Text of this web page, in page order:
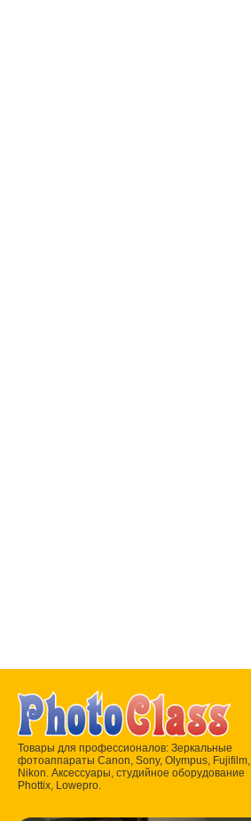
Товары для профессионалов: Зеркальные
фотоаппараты Canon, Sony, Olympus, Fujifilm,
Nikon. Аксессуары, студийное оборудование
Phottix, Lowepro.